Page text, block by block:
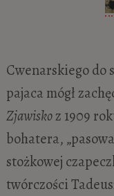
Cwenarskiego do
pajaca mógł
Zjawiskoz 1909
bohatera,
stożkowej
twórczości